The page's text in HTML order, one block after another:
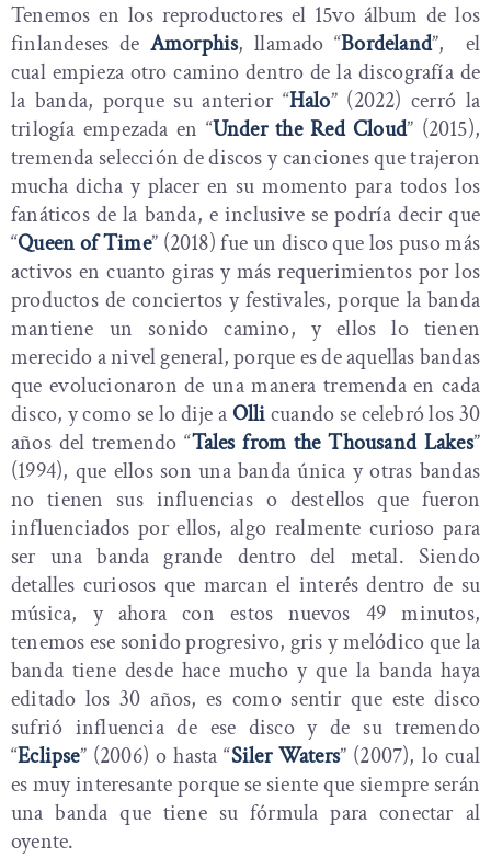
Tenemos en los reproductores el 15vo álbum de los
finlandeses de Amorphis, llamado “Bordeland”, el
cual empieza otro camino dentro de la discografía de
la banda, porque su anterior “Halo” (2022) cerró la
trilogía empezada en “Under the Red Cloud” (2015),
tremenda selección de discos y canciones que trajeron
mucha dicha y placer en su momento para todos los
fanáticos de la banda, e inclusive se podría decir que
“Queen of Time” (2018) fue un disco que los puso más
activos en cuanto giras y más requerimientos por los
productos de conciertos y festivales, porque la banda
mantiene un sonido camino, y ellos lo tienen
merecido a nivel general, porque es de aquellas bandas
que evolucionaron de una manera tremenda en cada
disco, y como se lo dije aOllicuando se celebró los 30
años del tremendo “Tales from the Thousand Lakes”
(1994), que ellos son una banda única y otras bandas
no tienen sus influencias o destellos que fueron
influenciados por ellos, algo realmente curioso para
ser una banda grande dentro del metal. Siendo
detalles curiosos que marcan el interés dentro de su
música, y ahora con estos nuevos 49 minutos,
tenemos ese sonido progresivo, gris y melódico que la
banda tiene desde hace mucho y que la banda haya
editado los 30 años, es como sentir que este disco
sufrió influencia de ese disco y de su tremendo
“Eclipse” (2006) o hasta “Siler Waters” (2007), lo cual
es muy interesante porque se siente que siempre serán
una banda que tiene su fórmula para conectar al
oyente.